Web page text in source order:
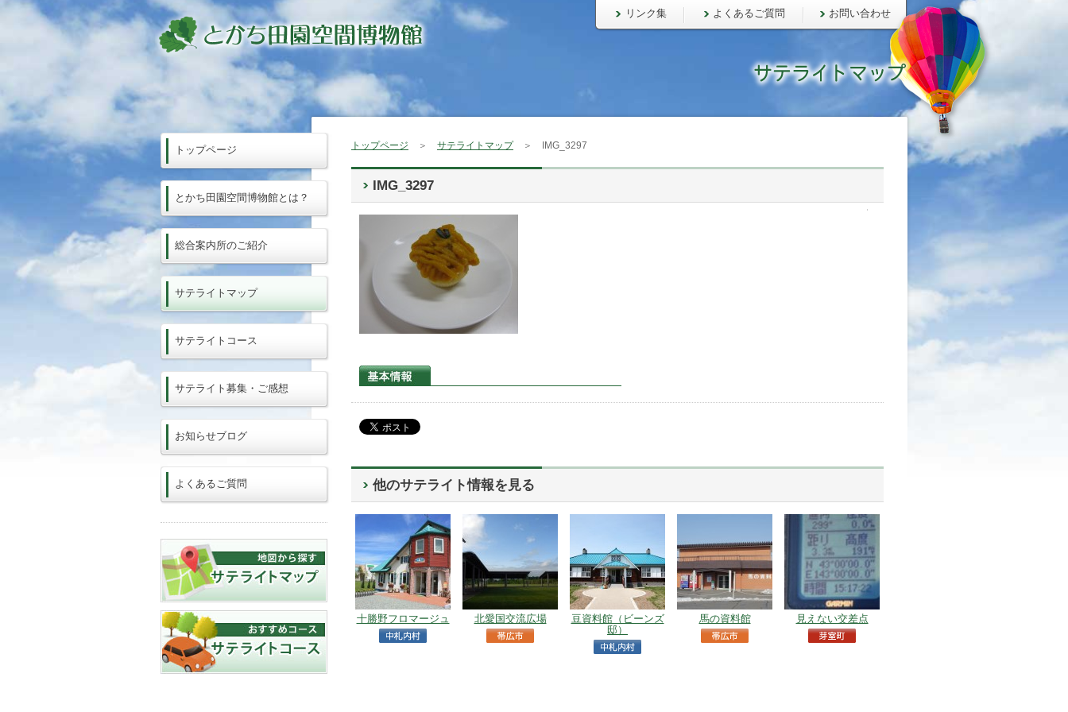
リンク集 よくあるご質問 お問い合わせ
トップページ ＞ サテライトマップ＞ IMG_3297
IMG_3297
他のサテライト情報を見る
十勝野フロマージュ 北愛国交流広場
豆資料館（ビーンズ
邸）
馬の資料館 見えない交差点
トップページ
とかち田園空間博物館とは？
総合案内所のご紹介
サテライトマップ
サテライトコース
サテライト募集・ご感想
お知らせブログ
よくあるご質問